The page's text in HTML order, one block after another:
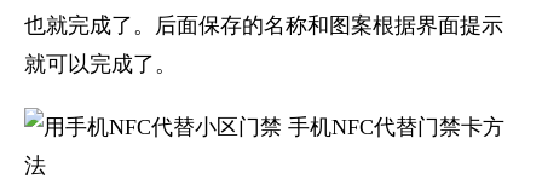
也就完成了。后面保存的名称和图案根据界面提示
就可以完成了。